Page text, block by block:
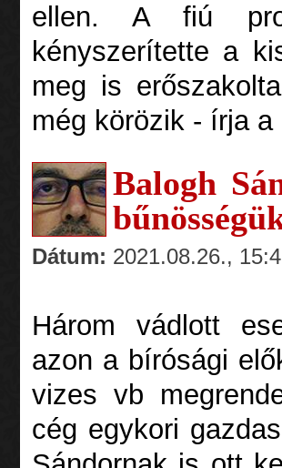
ellen. A fiú
kényszerítette a
meg is
még körözik - írja
Balogh
Dátum: 2021.08.26.,
Három vádlott
azon a bírósági
vizes vb
cég egykori